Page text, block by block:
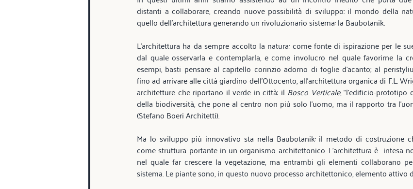
distanti a collaborare, creando nuove possibilità di sviluppo: il mondo della
quello dell’architettura generando un rivoluzionario sistema: la Baubotanik.
L’architettura ha da sempre accolto la natura: come fonte di ispirazione per le
dal quale osservarla e contemplarla, e come involucro nel quale favorirne la
esempi, basti pensare al capitello corinzio adorno di foglie d’acanto; al
fino ad arrivare alle città giardino dell’Ottocento, all’architettura organica di F.L.
architetture che riportano il verde in città: il Bosco Verticale, “l’edificio-
della biodiversità, che pone al centro non più solo l’uomo, ma il rapporto tra
(Stefano Boeri Architetti).
Ma lo sviluppo più innovativo sta nella Baubotanik: il metodo di costruzione
come struttura portante in un organismo architettonico. L’architettura è  intesa
nel quale far crescere la vegetazione, ma entrambi gli elementi collaborano
sistema. Le piante sono, in questo nuovo processo architettonico, elemento attivo